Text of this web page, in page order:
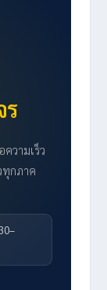
ร
วามเร็ว
ทุกภาค